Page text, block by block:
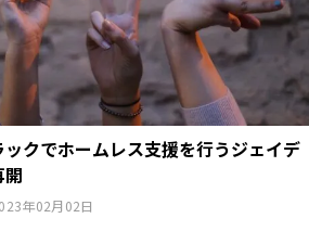
クでホームレス支援を行うジェイデ
開
年02月02日